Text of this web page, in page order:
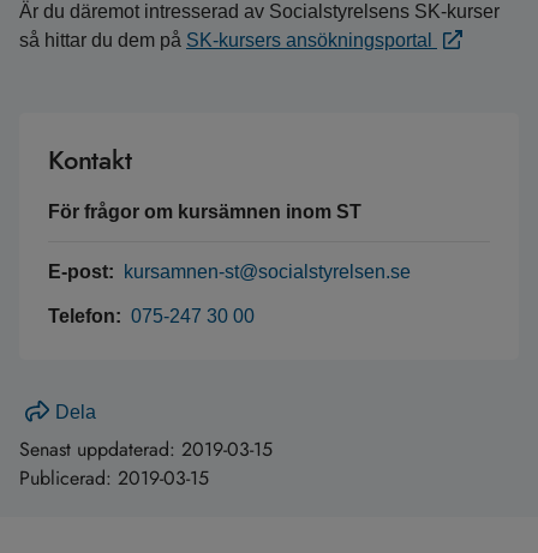
Är du däremot intresserad av Socialstyrelsens SK-kurser
så hittar du dem på SK-kursers ansökningsportal
Kontakt
För frågor om kursämnen inom ST
E-post: kursamnen-st@socialstyrelsen.se
Telefon: 075-247 30 00
Dela
Senast uppdaterad: 2019-03-15
Publicerad: 2019-03-15